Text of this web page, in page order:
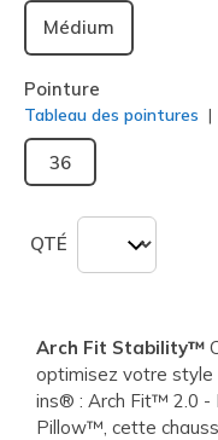
Médium
Pointure
Tableau des pointures
36
QTÉ
Arch Fit Stability™
optimisez votre style
ins® : Arch Fit™ 2.0 -
Pillow™, cette